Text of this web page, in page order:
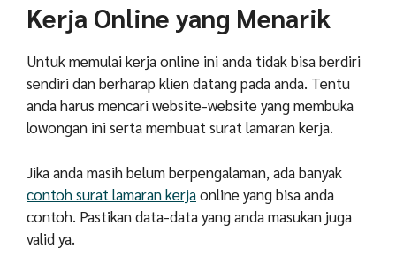
Kerja Online yang Menarik
Untuk memulai kerja online ini anda tidak bisa berdiri
sendiri dan berharap klien datang pada anda. Tentu
anda harus mencari website-website yang membuka
lowongan ini serta membuat surat lamaran kerja.
Jika anda masih belum berpengalaman, ada banyak
contoh surat lamaran kerjaonline yang bisa anda
contoh. Pastikan data-data yang anda masukan juga
valid ya.